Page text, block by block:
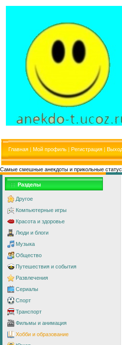
Главная | Мой профиль | Регистрация |
Самые смешные анекдоты и прикольные
Разделы
Другое
Компьютерные игры
Красота и здоровье
Люди и блоги
Музыка
Общество
Путешествия и события
Развлечения
Сериалы
Спорт
Транспорт
Фильмы и анимация
Хобби и образование